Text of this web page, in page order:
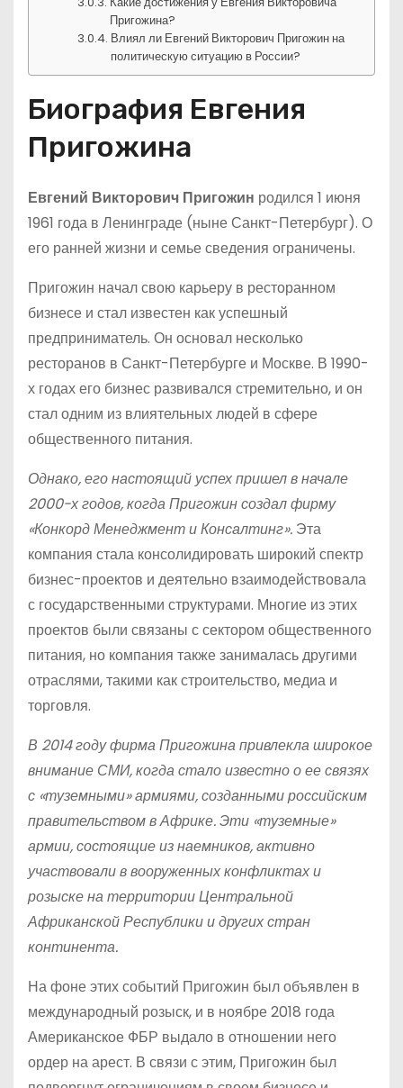
Пригожина?
Влиял ли Евгений Викторович Пригожин на
политическую ситуацию в России?
Биография Евгения
Пригожина
Евгений Викторович Пригожин родился 1 июня
1961 года в Ленинграде (ныне Санкт-Петербург). О
его ранней жизни и семье сведения ограничены.
Пригожин начал свою карьеру в ресторанном
бизнесе и стал известен как успешный
предприниматель. Он основал несколько
ресторанов в Санкт-Петербурге и Москве. В 1990-
х годах его бизнес развивался стремительно, и он
стал одним из влиятельных людей в сфере
общественного питания.
Однако, его настоящий успех пришел в начале
2000-х годов, когда Пригожин создал фирму
«Конкорд Менеджмент и Консалтинг». Эта
компания стала консолидировать широкий спектр
бизнес-проектов и деятельно взаимодействовала
с государственными структурами. Многие из этих
проектов были связаны с сектором общественного
питания, но компания также занималась другими
отраслями, такими как строительство, медиа и
торговля.
В 2014 году фирма Пригожина привлекла широкое
внимание СМИ, когда стало известно о ее связях
с «туземными» армиями, созданными российским
правительством в Африке. Эти «туземные»
армии, состоящие из наемников, активно
участвовали в вооруженных конфликтах и
розыске на территории Центральной
Африканской Республики и других стран
континента.
На фоне этих событий Пригожин был объявлен в
международный розыск, и в ноябре 2018 года
Американское ФБР выдало в отношении него
ордер на арест. В связи с этим, Пригожин был